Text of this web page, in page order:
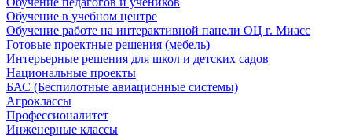
Обучение в учебном центре
Обучение работе на интерактивной панели ОЦ г. Миасс
Готовые проектные решения (мебель)
Интерьерные решения для школ и детских садов
Национальные проекты
БАС (Беспилотные авиационные системы)
Агроклассы
Профессионалитет
Инженерные классы